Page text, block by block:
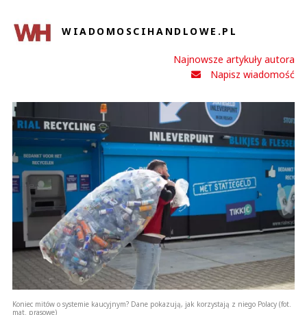
WIADOMOSCIHANDLOWE.PL
Najnowsze artykuły autora
Napisz wiadomość
Koniec mitów o systemie kaucyjnym? Dane pokazują, jak korzystają z niego Polacy (fot.
mat. prasowe)